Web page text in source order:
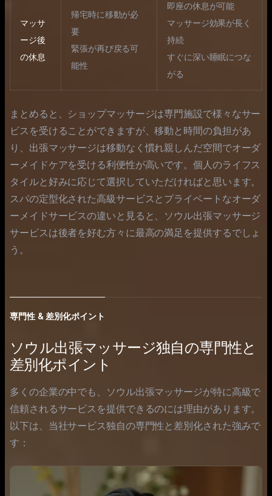
マッサ
ージ後
の休息
帰宅時に移動が必
要
緊張が再び戻る可
能性
即座の休息が可能
マッサージ効果が長く
持続
すぐに深い睡眠につな
がる
まとめると、ショップマッサージは専門施設で様々なサー
ビスを受けることができますが、移動と時間の負担があ
り、出張マッサージは移動なく慣れ親しんだ空間でオーダ
ーメイドケアを受ける利便性が高いです。個人のライフス
タイルと好みに応じて選択していただければと思います。
スパの定型化された高級サービスとプライベートなオーダ
ーメイドサービスの違いと見ると、ソウル出張マッサージ
サービスは後者を好む方々に最高の満足を提供するでしょ
う。
専門性 & 差別化ポイント
ソウル出張マッサージ独自の専門性と
差別化ポイント
多くの企業の中でも、ソウル出張マッサージが特に高級で
信頼されるサービスを提供できるのには理由があります。
以下は、当社サービス独自の専門性と差別化された強みで
す：